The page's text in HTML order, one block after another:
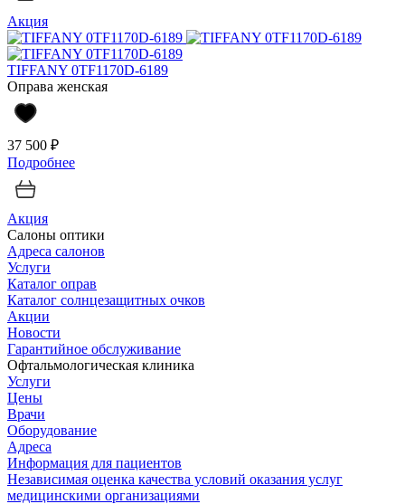
Акция
TIFFANY 0TF1170D-6189
Оправа женская
37 500 ₽
Подробнее
Акция
Салоны оптики
Адреса салонов
Услуги
Каталог оправ
Каталог солнцезащитных очков
Акции
Новости
Гарантийное обслуживание
Офтальмологическая клиника
Услуги
Цены
Врачи
Оборудование
Адреса
Информация для пациентов
Независимая оценка качества условий оказания услуг
медицинскими организациями